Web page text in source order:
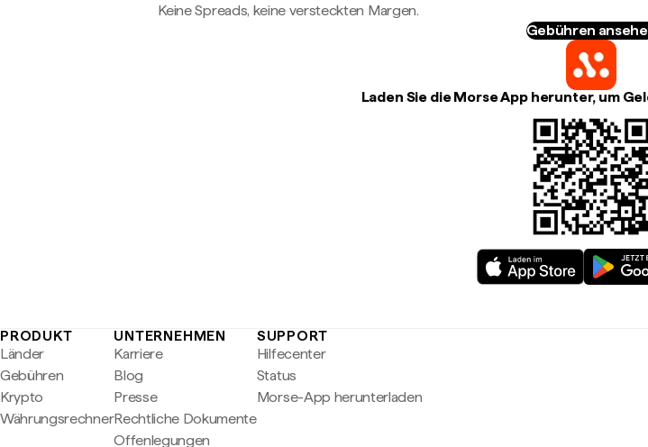
Keine Spreads, keine versteckten Margen.
Gebühren
Laden Sie die Morse App herunter, um
PRODUKT
Länder
Gebühren
Krypto
Währungsrechner
UNTERNEHMEN
Karriere
Blog
Presse
Rechtliche Dokumente
Offenlegungen
SUPPORT
Hilfecenter
Status
Morse-App herunterladen